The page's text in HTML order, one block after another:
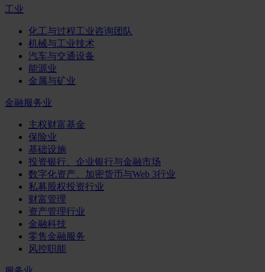
工业
化工与过程工业咨询团队
机械与工业技术
汽车与交通设备
能源业
金属与矿业
金融服务业
主权财富基金
保险业
基础设施
投资银行、企业银行与金融市场
数字化资产、加密货币与Web 3行业
私募股权投资行业
财富管理
资产管理行业
金融科技
零售金融服务
风控职能